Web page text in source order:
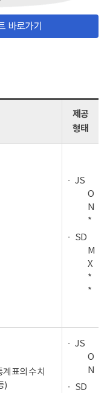
바로가기
제공
형태
JS
O
N
*
SD
M
X
*
*
계표의 수치
)
JS
O
N
SD